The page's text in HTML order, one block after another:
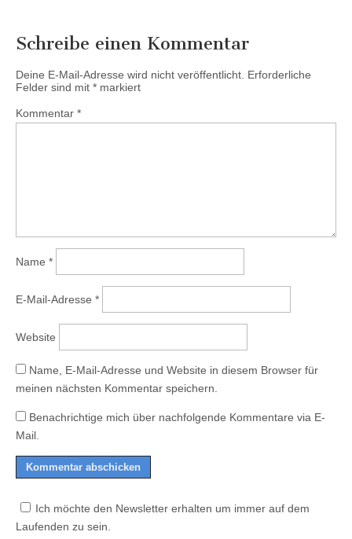
Schreibe einen Kommentar
Deine E-Mail-Adresse wird nicht veröffentlicht. Erforderliche
Felder sind mit * markiert
Kommentar *
Name *
E-Mail-Adresse *
Website
Name, E-Mail-Adresse und Website in diesem Browser für
meinen nächsten Kommentar speichern.
Benachrichtige mich über nachfolgende Kommentare via E-
Mail.
Ich möchte den Newsletter erhalten um immer auf dem
Laufenden zu sein.